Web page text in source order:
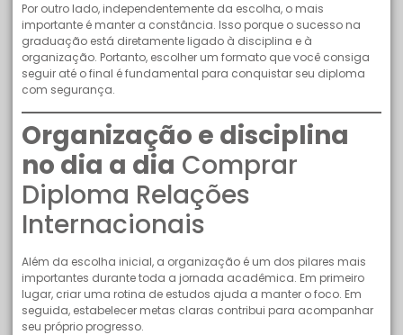
Por outro lado, independentemente da escolha, o mais
importante é manter a constância. Isso porque o sucesso na
graduação está diretamente ligado à disciplina e à
organização. Portanto, escolher um formato que você consiga
seguir até o final é fundamental para conquistar seu diploma
com segurança.
Organização e disciplina
no dia a dia Comprar
Diploma Relações
Internacionais
Além da escolha inicial, a organização é um dos pilares mais
importantes durante toda a jornada acadêmica. Em primeiro
lugar, criar uma rotina de estudos ajuda a manter o foco. Em
seguida, estabelecer metas claras contribui para acompanhar
seu próprio progresso.